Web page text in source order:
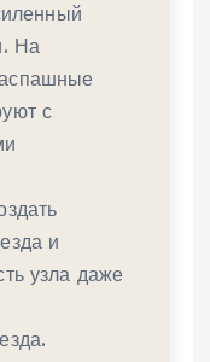
На
с
и
узла даже